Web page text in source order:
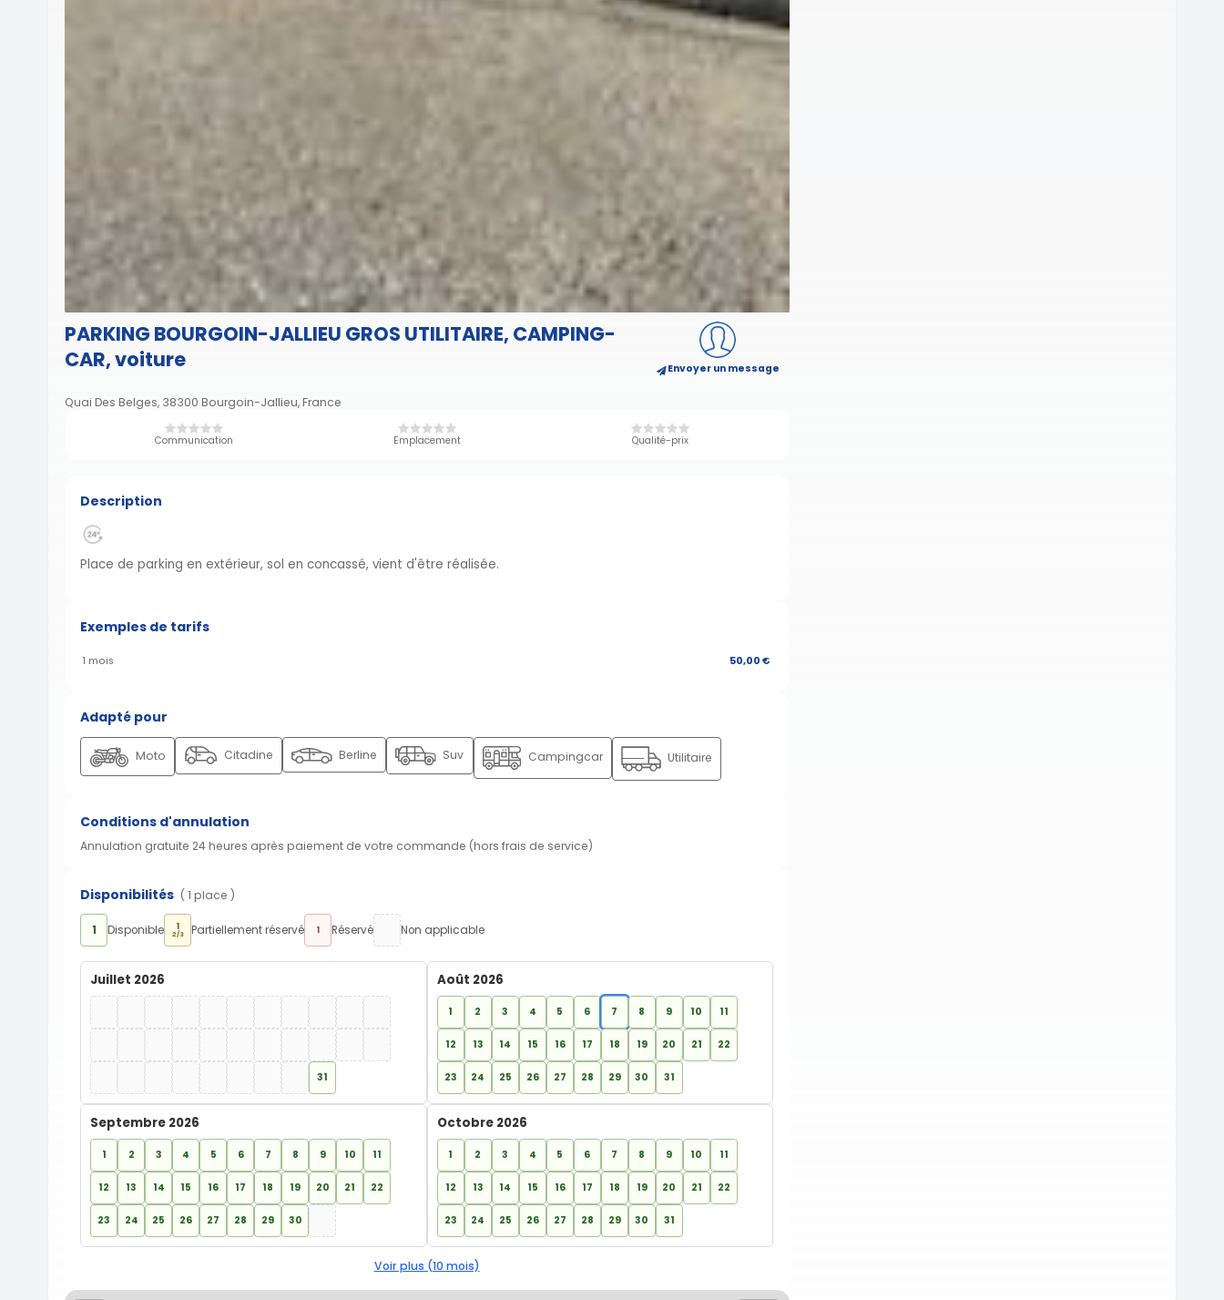
PARKING BOURGOIN-JALLIEU GROS UTILITAIRE, CAMPING-
CAR, voiture
Quai Des Belges, 38300 Bourgoin-Jallieu, France
Envoyer un message
Communication Emplacement Qualité-prix
Description
Place de parking en extérieur, sol en concassé, vient d'être réalisée.
Exemples de tarifs
1 mois 50,00 €
Adapté pour
Moto Citadine Berline Suv Campingcar Utilitaire
Conditions d'annulation
Annulation gratuite 24 heures après paiement de votre commande (hors frais de service)
Disponibilités ( 1 place )
1 Disponible 1
2/3 Partiellement réservé 1 Réservé Non applicable
Juillet 2026
31
Août 2026
1 2 3 4 5 6 7 8 9 10 11
12 13 14 15 16 17 18 19 20 21 22
23 24 25 26 27 28 29 30 31
Septembre 2026
1 2 3 4 5 6 7 8 9 10 11
12 13 14 15 16 17 18 19 20 21 22
23 24 25 26 27 28 29 30
Octobre 2026
1 2 3 4 5 6 7 8 9 10 11
12 13 14 15 16 17 18 19 20 21 22
23 24 25 26 27 28 29 30 31
Voir plus (10 mois)